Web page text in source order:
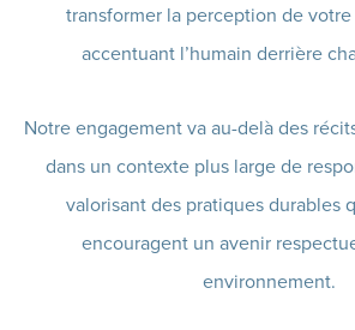
transformer la perception de
accentuant l’humain derrière
Notre engagement va au-delà des
dans un contexte plus large de
valorisant des pratiques durables
encouragent un avenir
environnement.